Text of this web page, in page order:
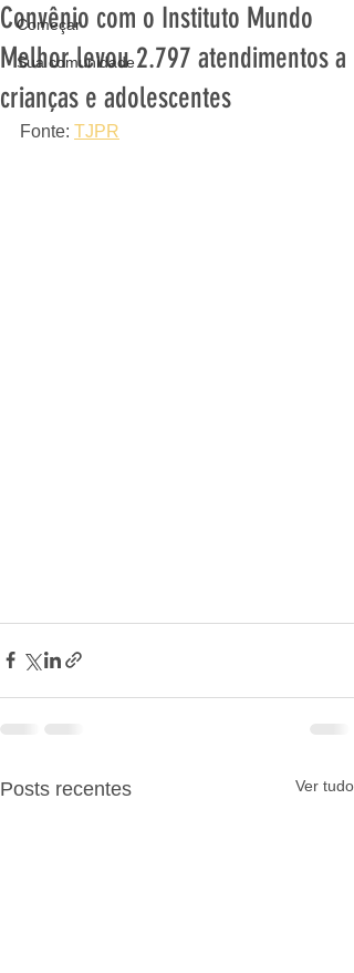
Começar
Sua comunidade
Convênio com o Instituto Mundo
Melhor levou 2.797 atendimentos a
crianças e adolescentes
Fonte: TJPR
Posts recentes Ver tudo